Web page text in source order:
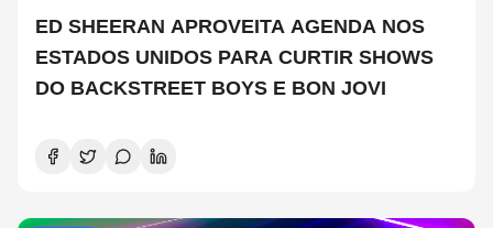
ED SHEERAN APROVEITA AGENDA NOS
ESTADOS UNIDOS PARA CURTIR SHOWS
DO BACKSTREET BOYS E BON JOVI